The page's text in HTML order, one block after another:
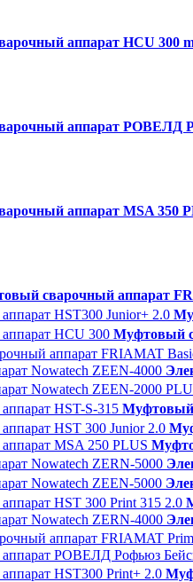
аппарат HCU 300
аппарат РОВЕЛД
аппарат MSA 350
сварочный аппарат
Муфтовый
Муфтовый